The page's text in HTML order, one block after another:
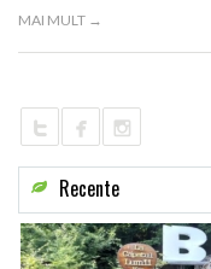
MAI MULT →
Recente